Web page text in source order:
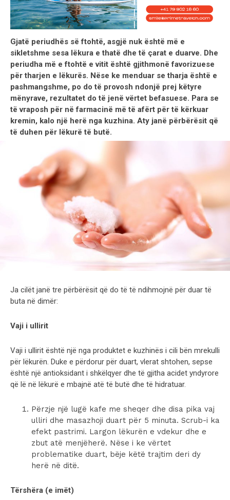
Gjatë periudhës së ftohtë, asgjë nuk është më e
sikletshme sesa lëkura e thatë dhe të çarat e duarve. Dhe
periudha më e ftohtë e vitit është gjithmonë favorizuese
për tharjen e lëkurës. Nëse ke menduar se tharja është e
pashmangshme, po do të provosh ndonjë prej këtyre
mënyrave, rezultatet do të jenë vërtet befasuese. Para se
të vraposh për në farmacinë më të afërt për të kërkuar
kremin, kalo një herë nga kuzhina. Aty janë përbërësit që
të duhen për lëkurë të butë.
Ja cilët janë tre përbërësit që do të të ndihmojnë për duar të
buta në dimër:
Vaji i ullirit
Vaji i ullirit është një nga produktet e kuzhinës i cili bën mrekulli
për lëkurën. Duke e përdorur për duart, vlerat shtohen, sepse
është një antioksidant i shkëlqyer dhe të gjitha acidet yndyrore
që lë në lëkurë e mbajnë atë të butë dhe të hidratuar.
Përzje një lugë kafe me sheqer dhe disa pika vaj
ulliri dhe masazhoji duart për 5 minuta. Scrub-i ka
efekt pastrimi. Largon lëkurën e vdekur dhe e
zbut atë menjëherë. Nëse i ke vërtet
problematike duart, bëje këtë trajtim deri dy
herë në ditë.
Tërshëra (e imët)